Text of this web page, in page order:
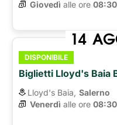
Giovedì alle ore 08:30
14
DISPONIBILE
Biglietti Lloyd's Baia
Lloyd's Baia, Salerno
Venerdì alle ore 08:30